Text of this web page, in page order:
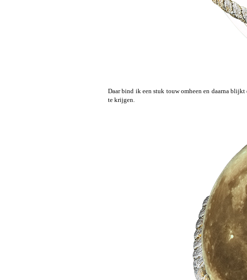
Daar bind ik een stuk touw omheen en daarna
te krijgen.